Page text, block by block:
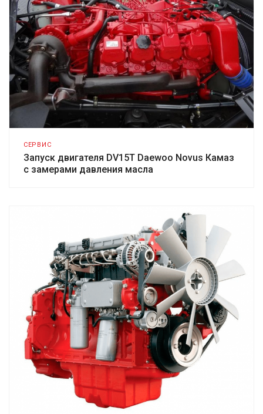
СЕРВИС
Запуск двигателя DV15T Daewoo Novus Камаз
с замерами давления масла